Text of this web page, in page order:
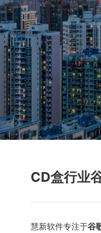
CD盒行业
慧新软件专注于谷